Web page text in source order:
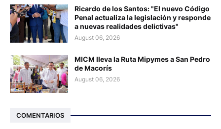
Ricardo de los Santos: "El nuevo Código
Penal actualiza la legislación y responde
a nuevas realidades delictivas"
August 06, 2026
MICM lleva la Ruta Mipymes a San Pedro
de Macorís
August 06, 2026
COMENTARIOS